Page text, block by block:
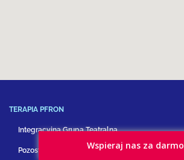
TERAPIA PFRON
Integracyjna Grupa Teatralna
Pozostałe formy terapiiWspieraj nas za darmo